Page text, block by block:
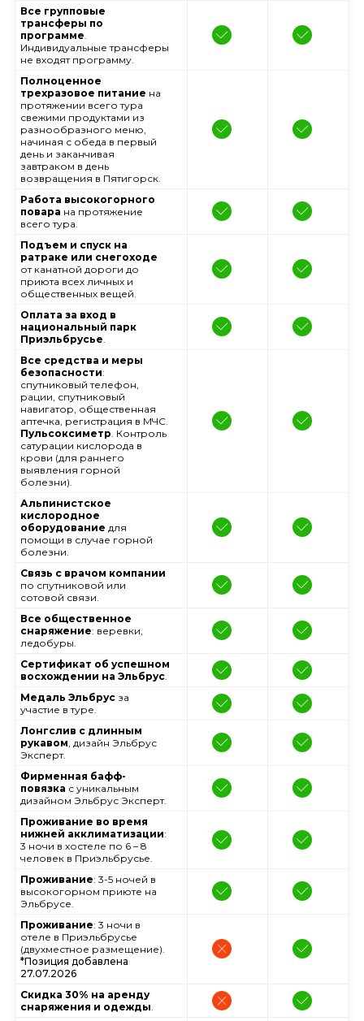
Все групповые
трансферы по
программе.
Индивидуальные трансферы
не входят программу.
Полноценное
трехразовое питание на
протяжении всего тура
свежими продуктами из
разнообразного меню,
начиная с обеда в первый
день и заканчивая
завтраком в день
возвращения в Пятигорск.
Работа высокогорного
повара на протяжение
всего тура.
Подъем и спуск на
ратраке или снегоходе
от канатной дороги до
приюта всех личных и
общественных вещей.
Оплата за вход в
национальный парк
Приэльбрусье.
Все средства и меры
безопасности:
спутниковый телефон,
рации, спутниковый
навигатор, общественная
аптечка, регистрация в МЧС.
Пульсоксиметр. Контроль
сатурации кислорода в
крови (для раннего
выявления горной
болезни).
Альпинистское
кислородное
оборудование для
помощи в случае горной
болезни.
Связь с врачом компании
по спутниковой или
сотовой связи.
Все общественное
снаряжение: веревки,
ледобуры.
Сертификат об успешном
восхождении на Эльбрус.
Медаль Эльбрус за
участие в туре.
Лонгслив с длинным
рукавом, дизайн Эльбрус
Эксперт.
Фирменная бафф-
повязка с уникальным
дизайном Эльбрус Эксперт.
Проживание во время
нижней акклиматизации:
3 ночи в хостеле по 6 – 8
человек в Приэльбрусье.
Проживание: 3-5 ночей в
высокогорном приюте на
Эльбрусе.
Проживание: 3 ночи в
отеле в Приэльбрусье
(двухместное размещение).
*Позиция добавлена
27.07.2026
Скидка 30% на аренду
снаряжения и одежды.